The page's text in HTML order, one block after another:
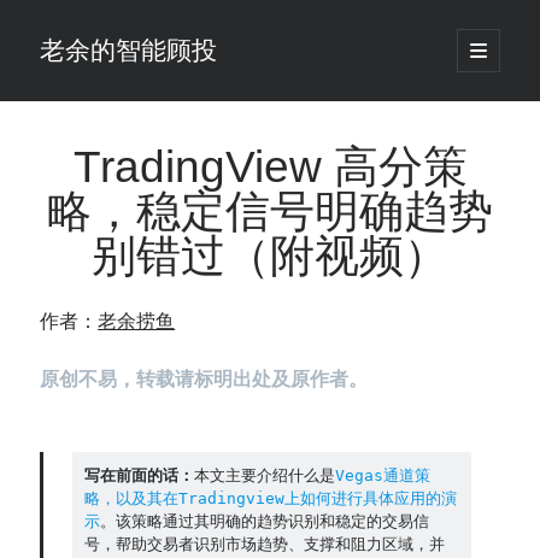
老余的智能顾投
open
primary
Sidebar
最新发表 ：
仓位大小背后的数学：为什么胜率40%的策略，能比胜率60%的更赚钱
大多数突破交易倒在“收缩阶段”，而这个EA等的是“扩张确认”（附完整源
为什么说每年6月底是罗素2000最干净的套利窗口？
老余看市：长鑫4万亿，A股却蒸发12.4万亿
怎么把TradingView上的裸指标拆成可回测的交易规则：成交量差值背离
涨了怕踏空、跌了怕深套？这个模型把NVDA两次恐慌底都抓住了（附
源代码）
TradingView 高分策
略，稳定信号明确趋势
别错过（附视频）
作者：老余捞鱼
原创不易，转载请标明出处及原作者。
写在前面的话： 本文主要介绍什么是Vegas通道策
略，以及其在Tradingview上如何进行具体应用的演
示。该策略通过其明确的趋势识别和稳定的交易信
号，帮助交易者识别市场趋势、支撑和阻力区域，并